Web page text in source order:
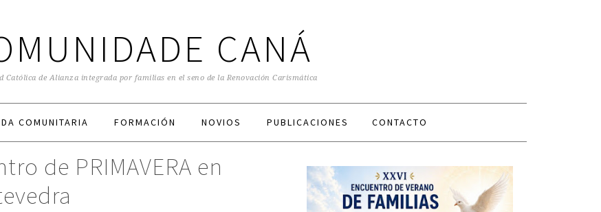
CANÁ
Católica de Alianza integrada por familias en el seno de la Renovación Carismática
COMUNITARIA FORMACIÓN NOVIOS PUBLICACIONES CONTACTO
de PRIMAVERA en